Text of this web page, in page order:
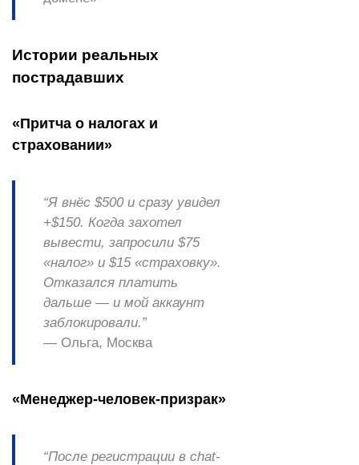
Истории реальных
пострадавших
«Притча о налогах и
страховании»
“Я внёс $500 и сразу увидел
+$150. Когда захотел
вывести, запросили $75
«налог» и $15 «страховку».
Отказался платить
дальше — и мой аккаунт
заблокировали.”
— Ольга, Москва
«Менеджер-человек-призрак»
“После регистрации в chat-